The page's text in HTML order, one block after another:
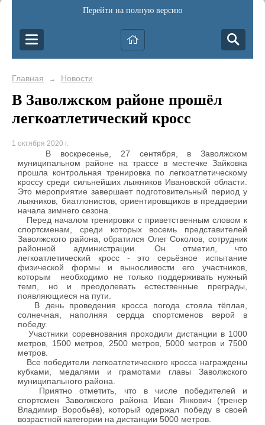
Перейти на полную версию
Главная → Новости
В Заволжском районе прошёл
легкоатлетический кросс
1 октября 2020 г.
В воскресенье, 27 сентября, в Заволжском
муниципальном районе на трассе в местечке Зайковка
прошла контрольная тренировка по легкоатлетическому
кроссу среди сильнейших лыжников Ивановской области.
Это мероприятие завершает подготовительный период у
лыжников, биатлонистов, ориентировщиков в преддверии
начала зимнего сезона.
Перед началом тренировки с приветственным словом к
спортсменам, среди которых восемь представителей
Заволжского района, обратился Олег Соколов, сотрудник
районной администрации. Он отметил, что
легкоатлетический кросс - это серьёзное испытание
физической формы и выносливости его участников,
которым необходимо не только поддерживать нужный
темп, но и преодолевать естественные преграды,
появляющиеся на пути.
В день проведения кросса погода стояла тёплая,
солнечная, наполняя сердца спортсменов верой в
победу.
Участники соревнования проходили дистанции в 1000
метров, 1500 метров, 2500 метров, 5000 метров и 7500
метров.
Все победители легкоатлетического кросса награждены
кубками, медалями и грамотами главы Заволжского
муниципального района.
Приятно отметить, что в числе победителей и
спортсмен Заволжского района Иван Янкович (тренер
Владимир Воробьёв), который одержал победу в своей
возрастной категории на дистанции 5000 метров.